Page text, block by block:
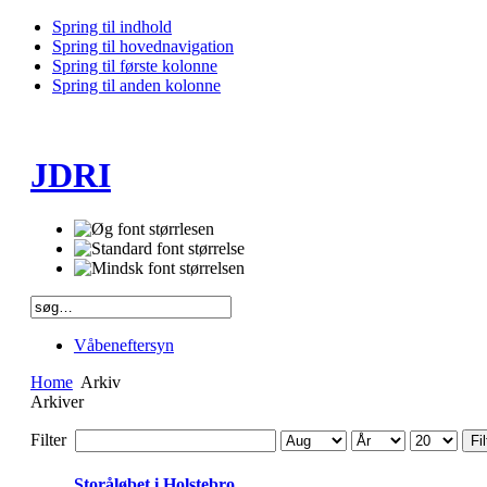
Spring til indhold
Spring til hovednavigation
Spring til første kolonne
Spring til anden kolonne
JDRI
Våbeneftersyn
Home Arkiv
Arkiver
Filter